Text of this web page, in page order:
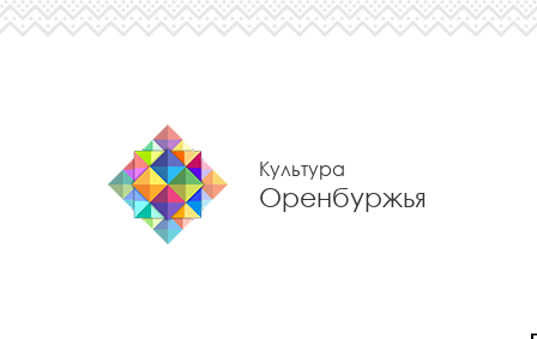
Культура
Оренбуржья